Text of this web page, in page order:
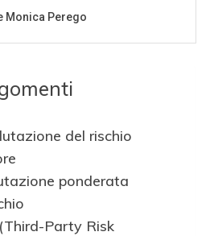
del rischio
ponderata
Party Risk